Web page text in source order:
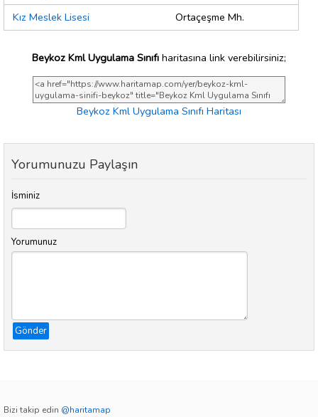
Kız Meslek Lisesi
Ortaçeşme Mh.
Beykoz Kml Uygulama Sınıfı haritasına link verebilirsiniz;
Beykoz Kml Uygulama Sınıfı Haritası
Yorumunuzu Paylaşın
İsminiz
Yorumunuz
Gönder
Bizi takip edin @haritamap